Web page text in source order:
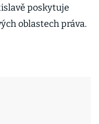
poskytuje
oblastech práva.